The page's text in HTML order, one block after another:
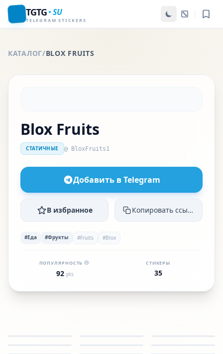
TGTG SU
TELEGRAM STICKERS
КАТАЛОГ/BLOX FRUITS
Blox Fruits
СТАТИЧНЫЕ @ BloxFruits1
Добавить в Telegram
В избранное Копировать ссылку
#Еда #Фрукты #Fruits #Blox
ПОПУЛЯРНОСТЬ
92 pts
СТИКЕРЫ
35